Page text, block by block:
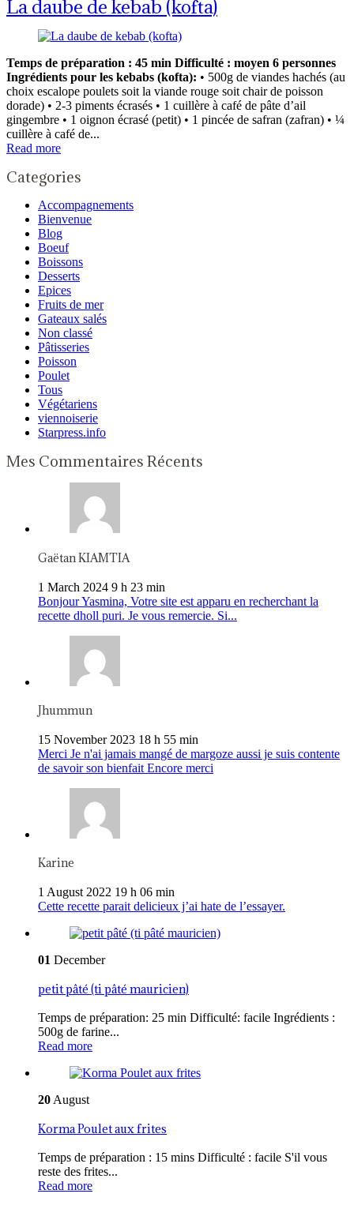
La daube de kebab (kofta)
Temps de préparation : 45 min Difficulté : moyen 6 personnes
Ingrédients pour les kebabs (kofta): • 500g de viandes hachés (au
choix escalope poulets soit la viande rouge soit chair de poisson
dorade) • 2-3 piments écrasés • 1 cuillère à café de pâte d’ail
gingembre • 1 oignon écrasé (petit) • 1 pincée de safran (zafran) • ¼
cuillère à café de...
Read more
Categories
Accompagnements
Bienvenue
Blog
Boeuf
Boissons
Desserts
Epices
Fruits de mer
Gateaux salés
Non classé
Pâtisseries
Poisson
Poulet
Tous
Végétariens
viennoiserie
Starpress.info
Mes Commentaires Récents
Gaëtan KIAMTIA
1 March 2024 9 h 23 min
Bonjour Yasmina, Votre site est apparu en recherchant la
recette dholl puri. Je vous remercie. Si...
Jhummun
15 November 2023 18 h 55 min
Merci Je n'ai jamais mangé de margoze aussi je suis contente
de savoir son bienfait Encore merci
Karine
1 August 2022 19 h 06 min
Cette recette parait delicieux j’ai hate de l’essayer.
01 December
petit pâté (ti pâté mauricien)
Temps de préparation: 25 min Difficulté: facile Ingrédients :
500g de farine...
Read more
20 August
Korma Poulet aux frites
Temps de préparation : 15 mins Difficulté : facile S'il vous
reste des frites...
Read more